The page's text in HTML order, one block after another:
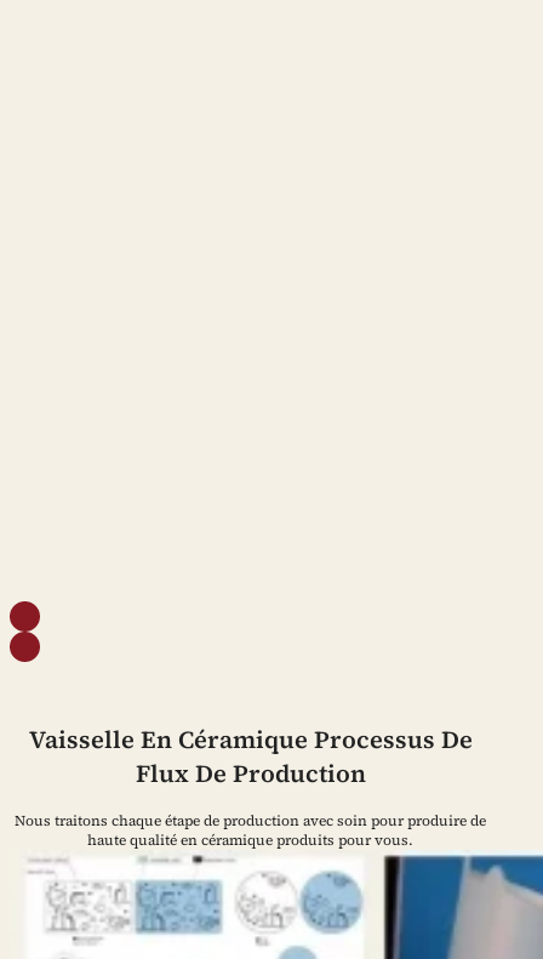
Vaisselle En Céramique Processus De
Flux De Production
Nous traitons chaque étape de production avec soin pour produire de
haute qualité en céramique produits pour vous.